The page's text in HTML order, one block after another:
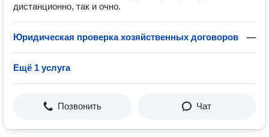
дистанционно, так и очно.
Юридическая проверка хозяйственных договоров —
Ещё 1 услуга
Позвонить Чат